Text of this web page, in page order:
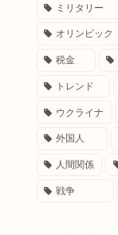
ミリタリー
オリンピック
税金
トレンド
ウクライナ
外国人
人間関係
戦争